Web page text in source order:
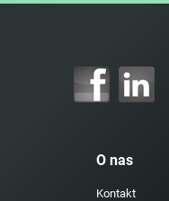
O nas
Kontakt